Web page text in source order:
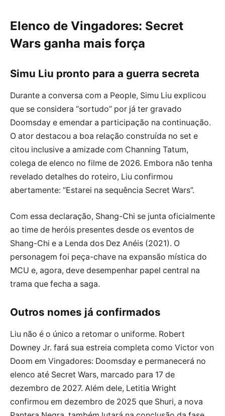
Elenco de Vingadores: Secret
Wars ganha mais força
Simu Liu pronto para a guerra secreta
Durante a conversa com a People, Simu Liu explicou
que se considera “sortudo” por já ter gravado
Doomsday e emendar a participação na continuação.
O ator destacou a boa relação construída no set e
citou inclusive a amizade com Channing Tatum,
colega de elenco no filme de 2026. Embora não tenha
revelado detalhes do roteiro, Liu confirmou
abertamente: “Estarei na sequência Secret Wars”.
Com essa declaração, Shang-Chi se junta oficialmente
ao time de heróis presentes desde os eventos de
Shang-Chi e a Lenda dos Dez Anéis (2021). O
personagem foi peça-chave na expansão mística do
MCU e, agora, deve desempenhar papel central na
trama que fecha a saga.
Outros nomes já confirmados
Liu não é o único a retomar o uniforme. Robert
Downey Jr. fará sua estreia completa como Victor von
Doom em Vingadores: Doomsday e permanecerá no
elenco até Secret Wars, marcado para 17 de
dezembro de 2027. Além dele, Letitia Wright
confirmou em dezembro de 2025 que Shuri, a nova